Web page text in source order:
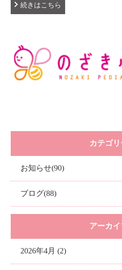
続きはこちら
カテゴリ
お知らせ(90)
ブログ(88)
アーカイ
2026年4月 (2)